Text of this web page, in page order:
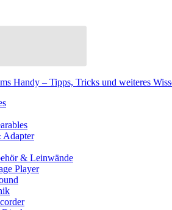
Handy – Tipps, Tricks und weiteres
Adapter
& Leinwände
Player